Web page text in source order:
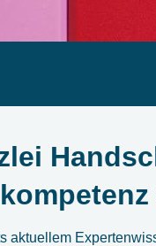
aktuellem